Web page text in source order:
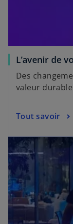
L’avenir de
Des
valeur
Tout savoir